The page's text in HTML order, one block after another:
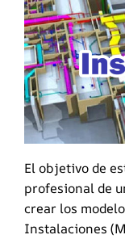
El objetivo de
profesional de
crear los
Instalaciones